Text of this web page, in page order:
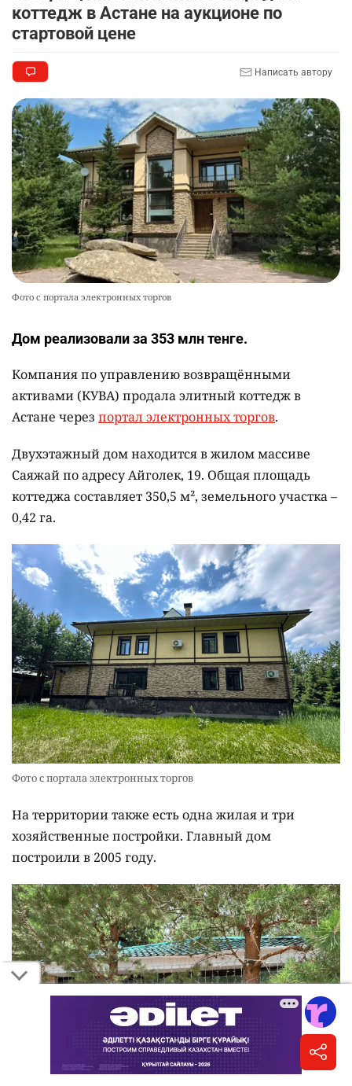
коттедж в Астане на аукционе по
стартовой цене
Написать автору
Фото с портала электронных торгов
Дом реализовали за 353 млн тенге.
Компания по управлению возвращёнными
активами (КУВА) продала элитный коттедж в
Астане через портал электронных торгов.
Двухэтажный дом находится в жилом массиве
Саяжай по адресу Айголек, 19. Общая площадь
коттеджа составляет 350,5 м², земельного участка –
0,42 га.
Фото с портала электронных торгов
На территории также есть одна жилая и три
хозяйственные постройки. Главный дом
построили в 2005 году.